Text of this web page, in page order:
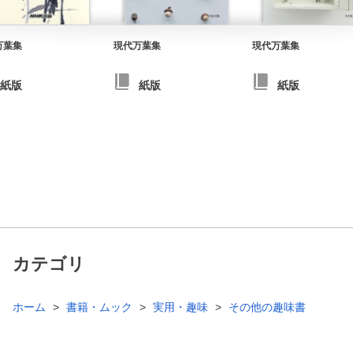
葉集
紙版
現代万葉集
紙版
現代万葉集
紙版
カテゴリ
ホーム 書籍・ムック 実用・趣味 その他の趣味書